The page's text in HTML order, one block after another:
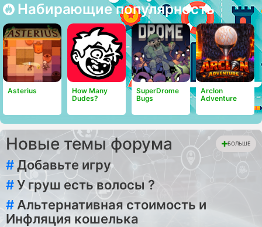
Набирающие популярность
Asterius
How Many
Dudes?
SuperDrome
Bugs
Arclon
Adventure
Новые темы форума БОЛЬШЕ
#Добавьте игру
#У груш есть волосы ?
# Альтернативная стоимость и
Инфляция кошелька